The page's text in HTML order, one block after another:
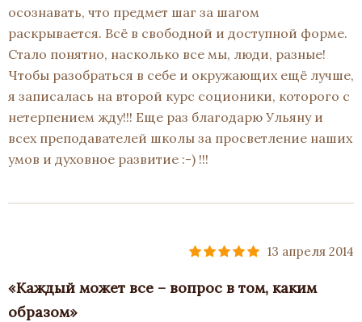
осознавать, что предмет шаг за шагом
раскрывается. Всё в свободной и доступной форме.
Стало понятно, насколько все мы, люди, разные!
Чтобы разобраться в себе и окружающих ещё лучше,
я записалась на второй курс соционики, которого с
нетерпением жду!!! Еще раз благодарю Ульяну и
всех преподавателей школы за просветление наших
умов и духовное развитие :-) !!!
13 апреля 2014
«Каждый может все – вопрос в том, каким
образом»